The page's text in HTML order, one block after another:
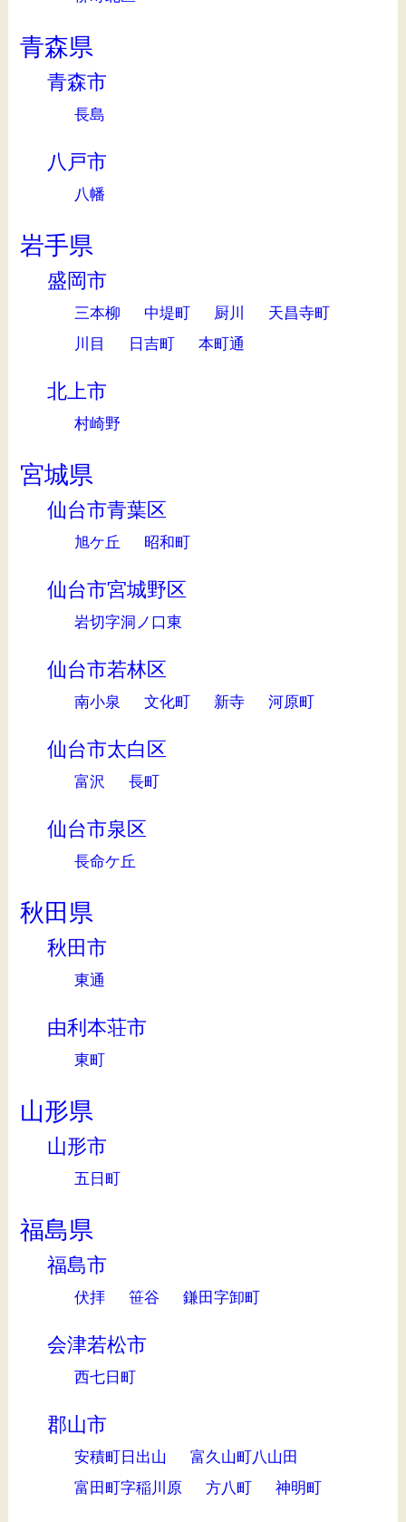
青森県
青森市
長島
八戸市
八幡
岩手県
盛岡市
三本柳 中堤町 厨川
天昌寺町
川目
日吉町 本町通
北上市
村崎野
宮城県
仙台市青葉区
旭ケ丘 昭和町
仙台市宮城野区
岩切字洞ノ口東
仙台市若林区
南小泉 文化町 新寺 河原町
仙台市太白区
富沢 長町
仙台市泉区
長命ケ丘
秋田県
秋田市
東通
由利本荘市
東町
山形県
山形市
五日町
福島県
福島市
伏拝 笹谷 鎌田字卸町
会津若松市
西七日町
郡山市
安積町日出山
富久山町八山田
富田町字稲川原
方八町 神明町